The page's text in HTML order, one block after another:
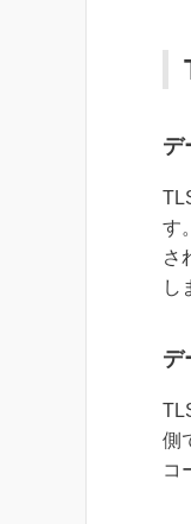
デ
す
さ
し
デ
側
コ